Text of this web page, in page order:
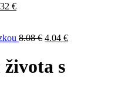
€
8.08€ 4.04 €
s